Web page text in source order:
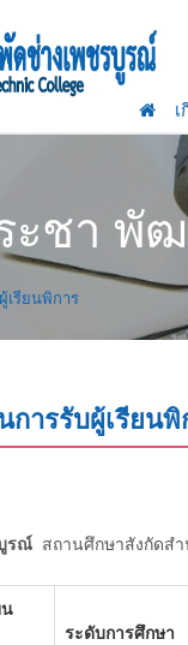
ะชา พั
เรียนพิการ
การรับผู้เรียนพิ
รณ์ สถานศึกษาสังกัดส
ระดับการศึกษา